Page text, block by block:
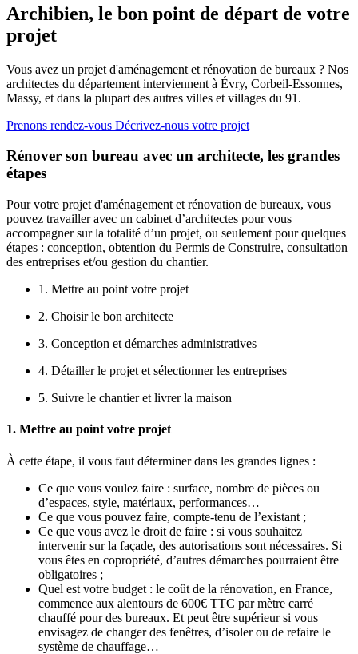
Archibien, le bon point de départ de votre
projet
Vous avez un projet d'aménagement et rénovation de bureaux ? Nos
architectes du département interviennent à Évry, Corbeil-Essonnes,
Massy, et dans la plupart des autres villes et villages du 91.
Prenons rendez-vous Décrivez-nous votre projet
Rénover son bureau avec un architecte, les grandes
étapes
Pour votre projet d'aménagement et rénovation de bureaux, vous
pouvez travailler avec un cabinet d’architectes pour vous
accompagner sur la totalité d’un projet, ou seulement pour quelques
étapes : conception, obtention du Permis de Construire, consultation
des entreprises et/ou gestion du chantier.
1. Mettre au point votre projet
2. Choisir le bon architecte
3. Conception et démarches administratives
4. Détailler le projet et sélectionner les entreprises
5. Suivre le chantier et livrer la maison
1. Mettre au point votre projet
À cette étape, il vous faut déterminer dans les grandes lignes :
Ce que vous voulez faire : surface, nombre de pièces ou
d’espaces, style, matériaux, performances…
Ce que vous pouvez faire, compte-tenu de l’existant ;
Ce que vous avez le droit de faire : si vous souhaitez
intervenir sur la façade, des autorisations sont nécessaires. Si
vous êtes en copropriété, d’autres démarches pourraient être
obligatoires ;
Quel est votre budget : le coût de la rénovation, en France,
commence aux alentours de 600€ TTC par mètre carré
chauffé pour des bureaux. Et peut être supérieur si vous
envisagez de changer des fenêtres, d’isoler ou de refaire le
système de chauffage…